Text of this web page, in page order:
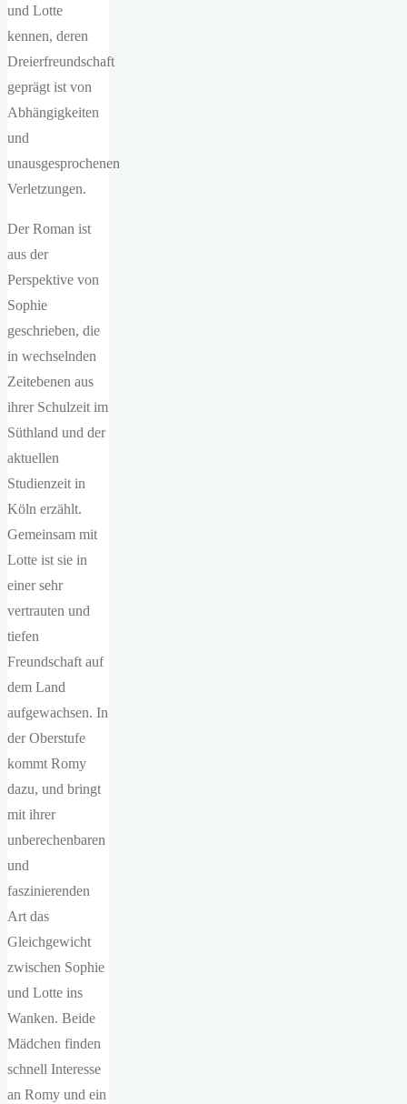
und Lotte
kennen, deren
Dreierfreundschaft
geprägt ist von
Abhängigkeiten
und
unausgesprochenen
Verletzungen.
Der Roman ist
aus der
Perspektive von
Sophie
geschrieben, die
in wechselnden
Zeitebenen aus
ihrer Schulzeit im
Süthland und der
aktuellen
Studienzeit in
Köln erzählt.
Gemeinsam mit
Lotte ist sie in
einer sehr
vertrauten und
tiefen
Freundschaft auf
dem Land
aufgewachsen. In
der Oberstufe
kommt Romy
dazu, und bringt
mit ihrer
unberechenbaren
und
faszinierenden
Art das
Gleichgewicht
zwischen Sophie
und Lotte ins
Wanken. Beide
Mädchen finden
schnell Interesse
an Romy und ein